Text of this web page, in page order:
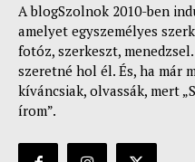
A blogSzolnok 2010-ben
amelyet egyszemélyes
fotóz, szerkeszt,
szeretné hol él. És, ha már
kíváncsiak, olvassák, mert
írom”.